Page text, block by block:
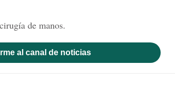
de manos.
al canal de noticias